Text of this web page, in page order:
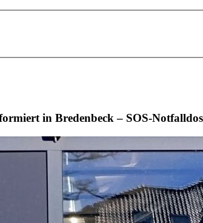
in Bredenbeck – SOS-